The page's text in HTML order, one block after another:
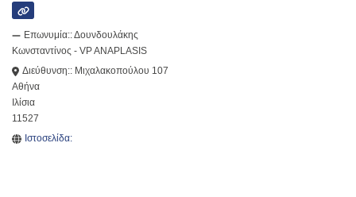
Επωνυμία::Δουνδουλάκης
Κωνσταντίνος - VP ANAPLASIS
Διεύθυνση:: Μιχαλακοπούλου 107
Αθήνα
Ιλίσια
11527
Ιστοσελίδα: